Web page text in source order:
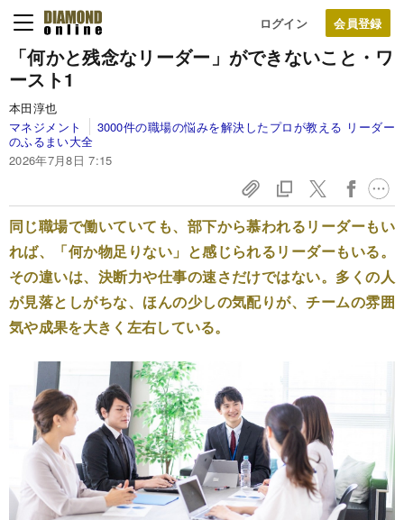
ログイン
「何かと残念なリーダー」ができないこと・ワ
ースト1
本田淳也
マネジメント
3000件の職場の悩みを解決したプロが教える リーダー
のふるまい大全
2026年7月8日 7:15
同じ職場で働いていても、部下から慕われるリーダーもい
れば、「何か物足りない」と感じられるリーダーもいる。
その違いは、決断力や仕事の速さだけではない。多くの人
が見落としがちな、ほんの少しの気配りが、チームの雰囲
気や成果を大きく左右している。